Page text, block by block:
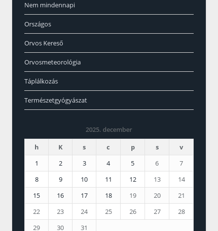
Nem mindennapi
Országos
Orvos Kereső
Orvosmeteorológia
Táplálkozás
Természetgyógyászat
2025. december
h
K s c p s
v
1
2 3 4 5 6
7
8
9 10 11 12 13
14
15
16 17 18 19 20
21
22
23 24 25 26 27
28
29
30 31